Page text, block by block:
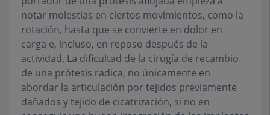
notar molestias en ciertos movimientos, como la
rotación, hasta que se convierte en dolor en
carga e, incluso, en reposo después de la
actividad. La dificultad de la cirugía de recambio
de una prótesis radica, no únicamente en
abordar la articulación por tejidos previamente
dañados y tejido de cicatrización, si no en